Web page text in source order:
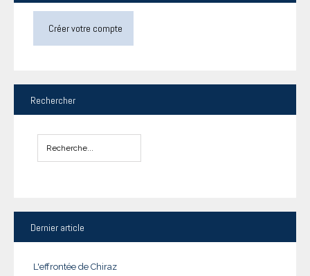
Créer votre compte
Rechercher
Dernier article
L'effrontée de Chiraz